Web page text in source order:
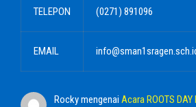
TELEPON (0271) 891096
EMAIL
Rockymengenai Acara ROOTS